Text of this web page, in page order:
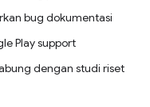
bug dokumentasi
Play support
dengan studi riset